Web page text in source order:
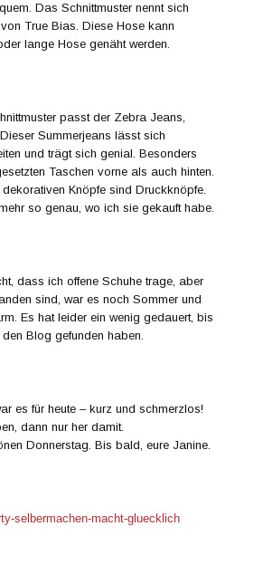
Das Schnittmuster nennt sich
True Bias. Diese Hose kann
lange Hose genäht werden.
passt der Zebra Jeans,
Summerjeans lässt sich
und trägt sich genial. Besonders
Taschen vorne als auch hinten.
Knöpfe sind Druckknöpfe.
so genau, wo ich sie gekauft habe.
dass ich offene Schuhe trage, aber
sind, war es noch Sommer und
Es hat leider ein wenig gedauert, bis
Blog gefunden haben.
es für heute – kurz und schmerzlos!
dann nur her damit.
Donnerstag. Bis bald, eure Janine.